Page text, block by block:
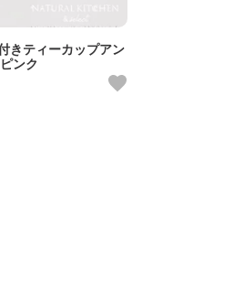
きティーカップアン
ンク